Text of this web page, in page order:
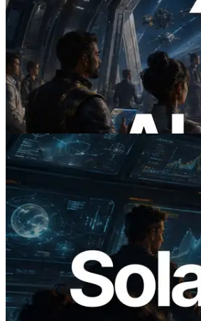
2026.07.04
ERPC Meluncurkan
Berbasis x402 — Era AI
Membayar API yang
On Demand
Baca artikel ini
2026.05.24